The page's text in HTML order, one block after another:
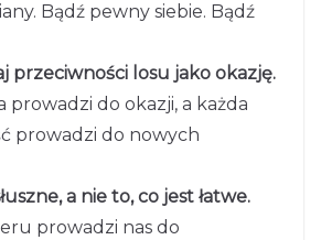
Bądź pewny siebie. Bądź
przeciwności losu jako okazję.
prowadzi do okazji, a każda
prowadzi do nowych
a nie to, co jest łatwe.
prowadzi nas do